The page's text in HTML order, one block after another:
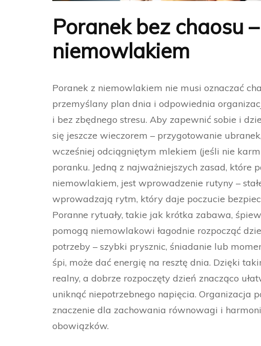
Poranek bez chaosu
niemowlakiem
Poranek z niemowlakiem nie musi oznaczać
przemyślany plan dnia i odpowiednia
i bez zbędnego stresu. Aby zapewnić sobie i
się jeszcze wieczorem – przygotowanie
wcześniej odciągniętym mlekiem (jeśli nie
poranku. Jedną z najważniejszych zasad, które
niemowlakiem, jest wprowadzenie rutyny –
wprowadzają rytm, który daje poczucie
Poranne rytuały, takie jak krótka zabawa,
pomogą niemowlakowi łagodnie rozpocząć
potrzeby – szybki prysznic, śniadanie lub
śpi, może dać energię na resztę dnia. Dzięki
realny, a dobrze rozpoczęty dzień znacząco
uniknąć niepotrzebnego napięcia. Organizacja
znaczenie dla zachowania równowagi i
obowiązków.